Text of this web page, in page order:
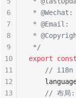
*
* @Email:
*
*/
export const
// i18n
// 布局
6
7
8
9
10
11
12
13